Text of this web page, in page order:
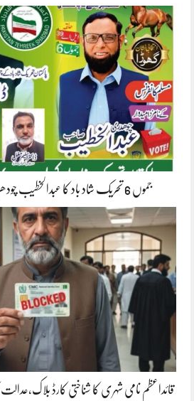
جموں 6 تحریک شاد باد کا عبدالخطیب چودھری کی حمایت کا اعلان
قائداعظم نامی شہری کا شناختی کارڈ